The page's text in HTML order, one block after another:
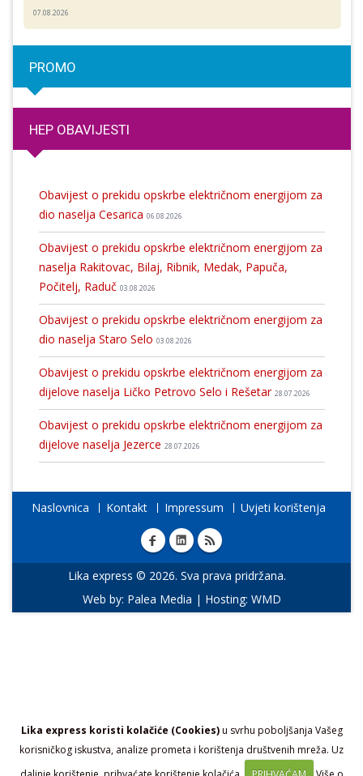
Lika express koristi kolačiće (Cookies)u svrhu poboljšanja Vašeg
korisničkog iskustva, analize prometa i korištenja društvenih mreža. Uz
07.08.2026
PROMO
HEP OBAVIJESTI
Obavijest o prekidu opskrbe električnom energijom za
dio naselja Cesarica 06.08.2026
Obavijest o prekidu opskrbe električnom energijom za
naselja Rakitovac, Bilaj, Ribnik, Medak, Papuča,
Počitelj, Raduč 03.08.2026
Obavijest o prekidu opskrbe električnom energijom za
dio naselja Staro Selo 03.08.2026
Obavijest o prekidu opskrbe električnom energijom za
dijelove naselja Ličko Petrovo Selo i Rešetar 28.07.2026
Obavijest o prekidu opskrbe električnom energijom za
dijelove naselja Jezerce 28.07.2026
Naslovnica Kontakt Impressum Uvjeti korištenja
Lika express © 2026. Sva prava pridržana.
Web by: Palea Media | Hosting: WMD